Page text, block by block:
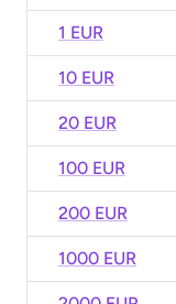
1 EUR
10 EUR
20 EUR
100 EUR
200 EUR
1000 EUR